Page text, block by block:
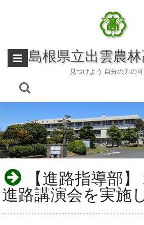
島根県立出雲農
見つけよう 自分の力の
【進路指導部
進路講演会を実施